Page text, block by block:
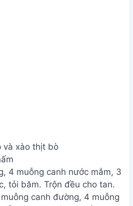
và xào thịt bò
4 muỗng canh nước mắm, 3
tỏi băm. Trộn đều cho tan.